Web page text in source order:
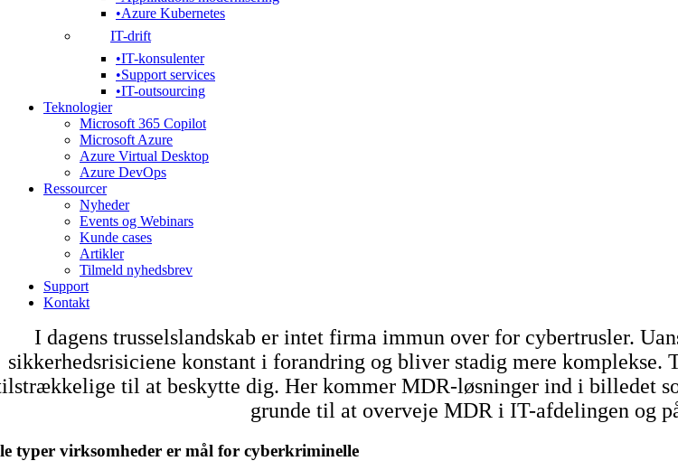
Azure Kubernetes
IT-drift
IT-konsulenter
Support services
IT-outsourcing
Teknologier
Microsoft 365 Copilot
Microsoft Azure
Azure Virtual Desktop
Azure DevOps
Ressourcer
Nyheder
Events og Webinars
Kunde cases
Artikler
Tilmeld nyhedsbrev
Support
Kontakt
​​I dagens trusselslandskab er intet firma immun over for cybertrusler.
sikkerhedsrisiciene konstant i forandring og bliver stadig mere
til at beskytte dig. Her kommer MDR-løsninger ind i billedet
grunde til at overveje MDR i IT-afdelingen og
typer virksomheder er mål for cyberkriminelle